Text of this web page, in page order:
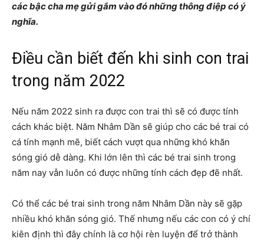
các bậc cha mẹ gửi gắm vào đó những thông điệp có ý
nghĩa.
Điều cần biết đến khi sinh con trai
trong năm 2022
Nếu năm 2022 sinh ra được con trai thì sẽ có được tính
cách khác biệt. Năm Nhâm Dần sẽ giúp cho các bé trai có
cá tính mạnh mẽ, biết cách vượt qua những khó khăn
sóng gió dễ dàng. Khi lớn lên thì các bé trai sinh trong
năm nay vẫn luôn có được những tính cách đẹp đẽ nhất.
Có thể các bé trai sinh trong năm Nhâm Dần này sẽ gặp
nhiều khó khăn sóng gió. Thế nhưng nếu các con có ý chí
kiên định thì đây chính là cơ hội rèn luyện để trở thành